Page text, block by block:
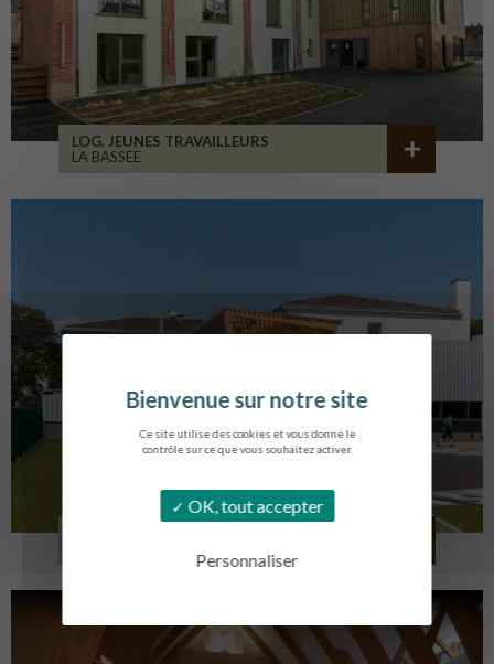
Ce site utilise des cookies et vous donne le
contrôle sur ce que vous souhaitez activer.
OK, tout accepter
Personnaliser
LOG. JEUNES TRAVAILLEURS
LA BASSEE